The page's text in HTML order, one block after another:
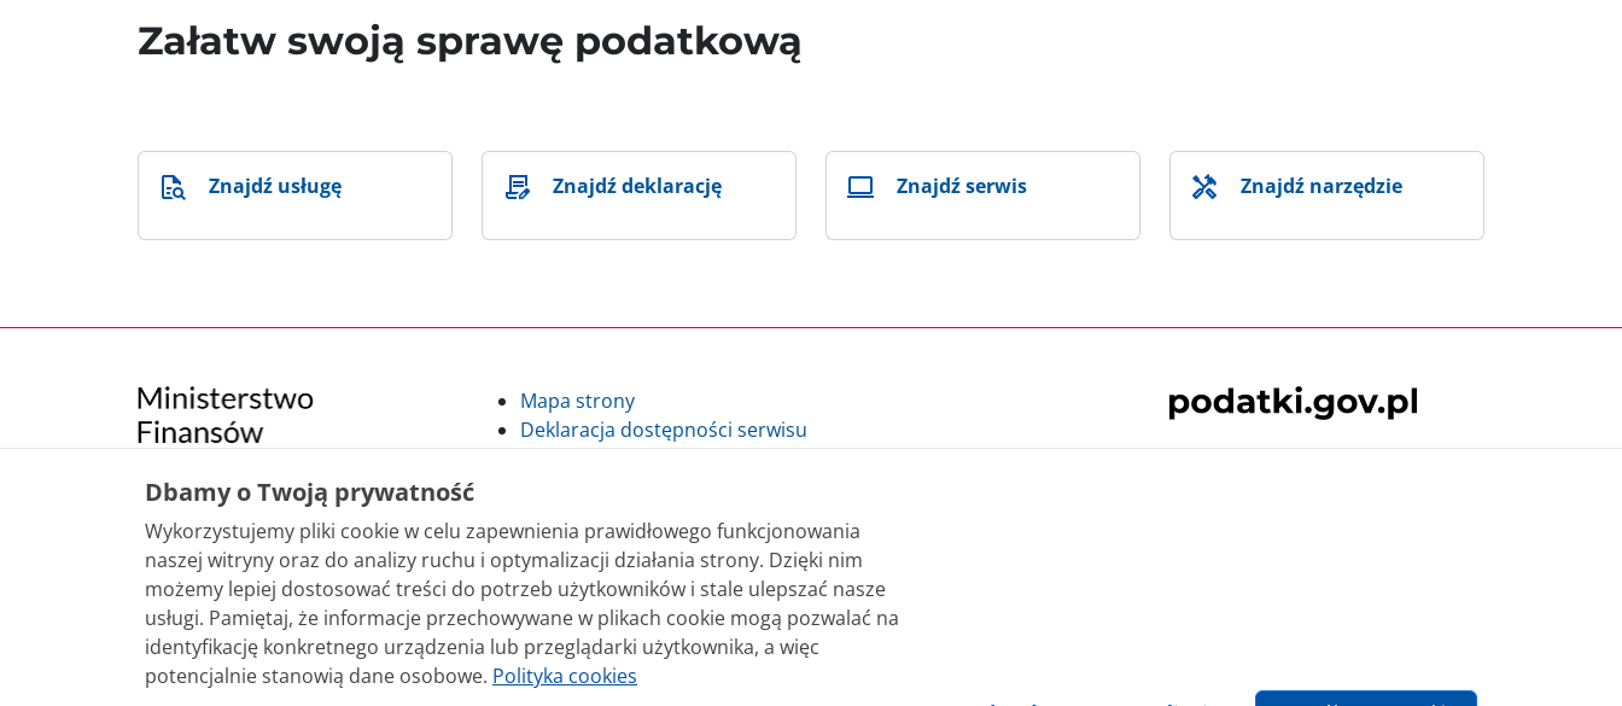
Załatw swoją sprawę podatkową
Znajdź usługę Znajdź deklarację Znajdź serwis Znajdź narzędzie
Mapa strony
Deklaracja dostępności serwisu
Polityka cookie
Klauzula informacyjna Szefa Krajowej Administracji Skarbowej
podatki.gov.pl - archiwum
Treści zamieszczone w serwisie udostępniamy bezpłatnie. Korzystanie z treści opublikowanych w serwisie podatki.gov.pl, niezależnie od celu i
sposobu korzystania, nie wymaga zgody Ministerstwa Finansów. Treści znaczone w serwisie jako treści będące przedmiotem praw autorskich, o ile
nie jest to stwierdzone inaczej, są udostępniane na licencji Creative Commons Uznanie Autorstwa 3.0 Polska.
Dbamy o Twoją prywatność
Wykorzystujemy pliki cookie w celu zapewnienia prawidłowego funkcjonowania
naszej witryny oraz do analizy ruchu i optymalizacji działania strony. Dzięki nim
możemy lepiej dostosować treści do potrzeb użytkowników i stale ulepszać nasze
usługi. Pamiętaj, że informacje przechowywane w plikach cookie mogą pozwalać na
identyfikację konkretnego urządzenia lub przeglądarki użytkownika, a więc
potencjalnie stanowią dane osobowe. Polityka cookies